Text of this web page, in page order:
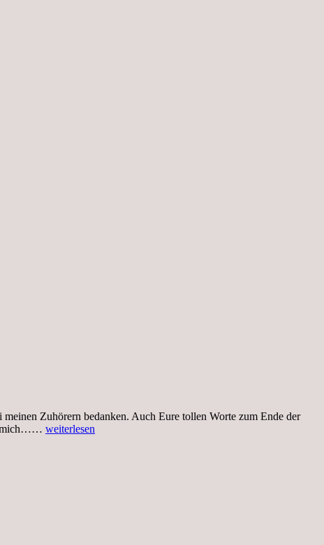
Zuhörern bedanken. Auch Eure tollen Worte zum Ende der
mich…… Auswertung
weiterlesen